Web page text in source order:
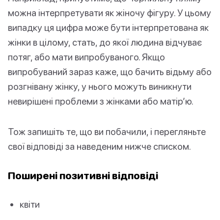
можна інтерпретувати як жіночу фігуру. У цьому
випадку ця цифра може бути інтерпретована як
жінки в цілому, стать, до якої людина відчуває
потяг, або мати випробуваного. Якщо
випробуваний зараз каже, що бачить відьму або
розгнівану жінку, у нього можуть виникнути
невирішені проблеми з жінками або матір’ю.
Тож запишіть те, що ви побачили, і перегляньте
свої відповіді за наведеним нижче списком.
Поширені позитивні відповіді
квіти